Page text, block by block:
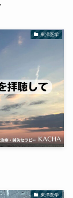
東洋医学
東洋医学